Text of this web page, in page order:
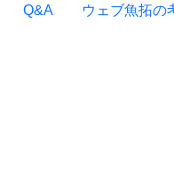
Q&A ウェブ魚拓の